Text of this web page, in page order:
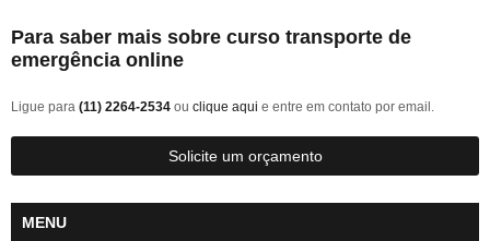
Para saber mais sobre curso transporte de
emergência online
Ligue para (11) 2264-2534 ou clique aqui e entre em contato por email.
Solicite um orçamento
MENU